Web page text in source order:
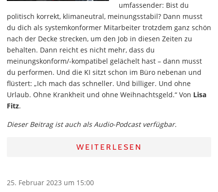
umfassender: Bist du
politisch korrekt, klimaneutral, meinungsstabil? Dann musst
du dich als systemkonformer Mitarbeiter trotzdem ganz schön
nach der Decke strecken, um den Job in diesen Zeiten zu
behalten. Dann reicht es nicht mehr, dass du
meinungskonform/-kompatibel gelächelt hast – dann musst
du performen. Und die KI sitzt schon im Büro nebenan und
flüstert: „Ich mach das schneller. Und billiger. Und ohne
Urlaub. Ohne Krankheit und ohne Weihnachtsgeld.“ Von Lisa
Fitz.
Dieser Beitrag ist auch als Audio-Podcast verfügbar.
WEITERLESEN
25. Februar 2023 um 15:00